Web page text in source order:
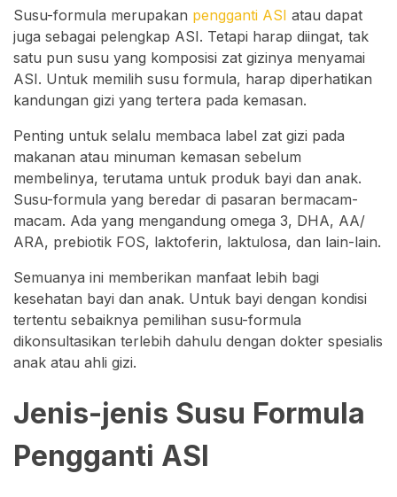
Susu-formula merupakan pengganti ASI atau dapat
juga sebagai pelengkap ASI. Tetapi harap diingat, tak
satu pun susu yang komposisi zat gizinya menyamai
ASI. Untuk memilih susu formula, harap diperhatikan
kandungan gizi yang tertera pada kemasan.
Penting untuk selalu membaca label zat gizi pada
makanan atau minuman kemasan sebelum
membelinya, terutama untuk produk bayi dan anak.
Susu-formula yang beredar di pasaran bermacam-
macam. Ada yang mengandung omega 3, DHA, AA/
ARA, prebiotik FOS, laktoferin, laktulosa, dan lain-lain.
Semuanya ini memberikan manfaat lebih bagi
kesehatan bayi dan anak. Untuk bayi dengan kondisi
tertentu sebaiknya pemilihan susu-formula
dikonsultasikan terlebih dahulu dengan dokter spesialis
anak atau ahli gizi.
Jenis-jenis Susu Formula
Pengganti ASI